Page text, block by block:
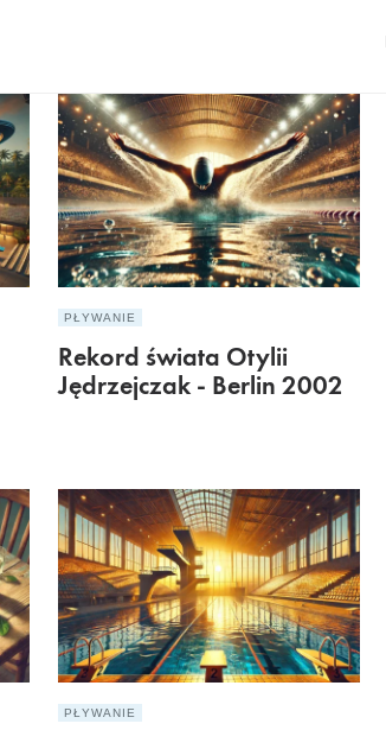
PŁYWANIE
Rekord świata Otylii
Jędrzejczak - Berlin 2002
PŁYWANIE